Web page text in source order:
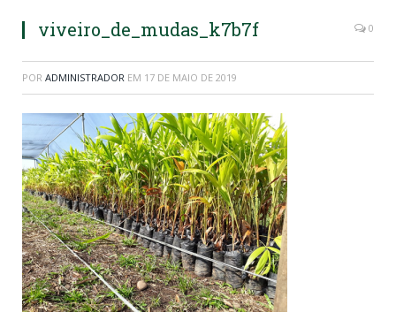
viveiro_de_mudas_k7b7f 0
POR ADMINISTRADOR EM 17 DE MAIO DE 2019